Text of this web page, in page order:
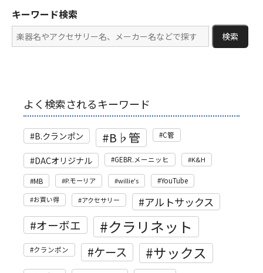
キーワード検索
検索
よく検索されるキーワード
B.クランポン B♭管 C管
DACオリジナル GEBR.メーニッヒ K&H
MB P.モーリア willie's YouTube
お買い得 アクセサリー アルトサックス
オーボエ クラリネット
クランポン ケース サックス